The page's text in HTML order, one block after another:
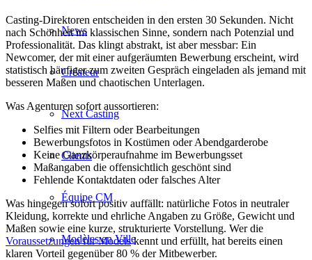
News
Créateur
Next Casting
Clients
Équipe CM
Modèles en Ville
Casting-Direktoren entscheiden in den ersten 30 Sekunden. Nicht
nach Schönheit im klassischen Sinne, sondern nach Potenzial und
Professionalität. Das klingt abstrakt, ist aber messbar: Ein
Newcomer, der mit einer aufgeräumten Bewerbung erscheint, wird
statistisch häufiger zum zweiten Gespräch eingeladen als jemand mit
besseren Maßen und chaotischen Unterlagen.
Was Agenturen sofort aussortieren:
Selfies mit Filtern oder Bearbeitungen
Bewerbungsfotos in Kostümen oder Abendgarderobe
Keine Ganzkörperaufnahme im Bewerbungsset
Maßangaben die offensichtlich geschönt sind
Fehlende Kontaktdaten oder falsches Alter
Was hingegen sofort positiv auffällt: natürliche Fotos in neutraler
Kleidung, korrekte und ehrliche Angaben zu Größe, Gewicht und
Maßen sowie eine kurze, strukturierte Vorstellung. Wer die
Voraussetzungen für Modelskennt und erfüllt, hat bereits einen
klaren Vorteil gegenüber 80 % der Mitbewerber.